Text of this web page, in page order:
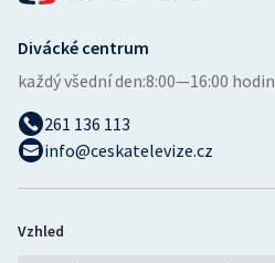
Divácké centrum
každý všední den:8:00—16:00 hodin
261 136 113
info@ceskatelevize.cz
Vzhled